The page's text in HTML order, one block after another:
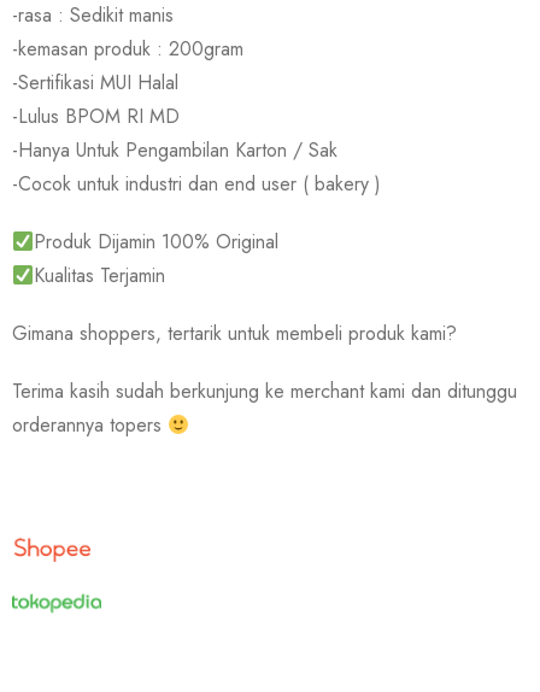
-rasa : Sedikit manis
-kemasan produk : 200gram
-Sertifikasi MUI Halal
-Lulus BPOM RI MD
-Hanya Untuk Pengambilan Karton / Sak
-Cocok untuk industri dan end user ( bakery )
Produk Dijamin 100% Original
Kualitas Terjamin
Gimana shoppers, tertarik untuk membeli produk kami?
Terima kasih sudah berkunjung ke merchant kami dan ditunggu
orderannya topers